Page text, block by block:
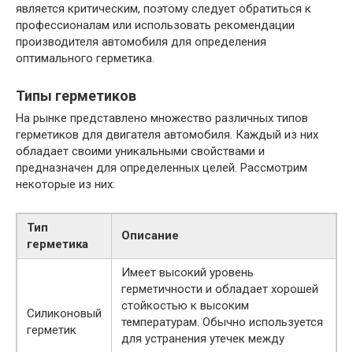
является критическим, поэтому следует обратиться к
профессионалам или использовать рекомендации
производителя автомобиля для определения
оптимального герметика.
Типы герметиков
На рынке представлено множество различных типов
герметиков для двигателя автомобиля. Каждый из них
обладает своими уникальными свойствами и
предназначен для определенных целей. Рассмотрим
некоторые из них:
Тип
герметика
Описание
Силиконовый
герметик
Имеет высокий уровень
герметичности и обладает хорошей
стойкостью к высоким
температурам. Обычно используется
для устранения утечек между